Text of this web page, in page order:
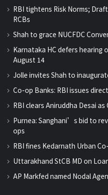
RBI tightens Risk Norms;
RCBs
Shah to grace NUCFDC
Karnataka HC defers hearing
August 14
Jolle invites Shah to
Co-op Banks: RBI issues
RBI clears Aniruddha Desai as
Purnea: Sanghani’s bid to
ops
RBI fines Kedarnath Urban
Uttarakhand StCB MD on
AP Markfed named Nodal